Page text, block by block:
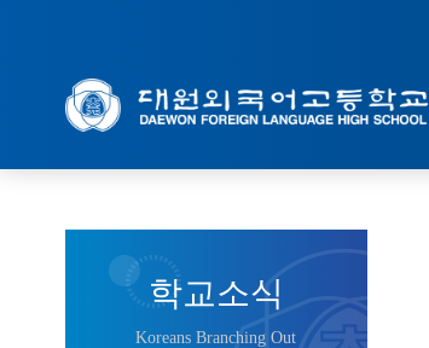
학교소식
Koreans Branching Out